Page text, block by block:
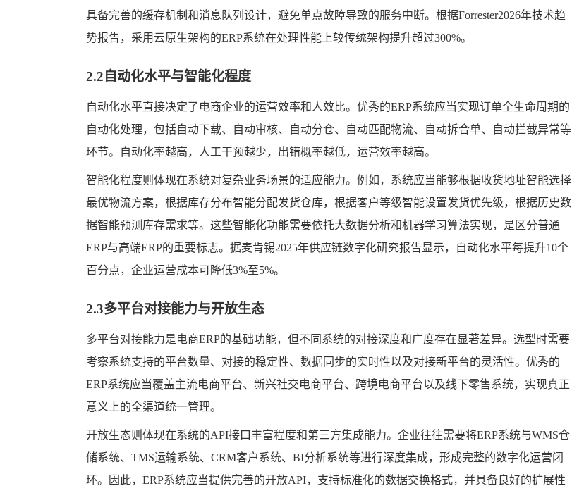
具备完善的缓存机制和消息队列设计，避免单点故障导致的服务中断。根据Forrester2026年技术趋
势报告，采用云原生架构的ERP系统在处理性能上较传统架构提升超过300%。
2.2自动化水平与智能化程度
自动化水平直接决定了电商企业的运营效率和人效比。优秀的ERP系统应当实现订单全生命周期的
自动化处理，包括自动下载、自动审核、自动分仓、自动匹配物流、自动拆合单、自动拦截异常等
环节。自动化率越高，人工干预越少，出错概率越低，运营效率越高。
智能化程度则体现在系统对复杂业务场景的适应能力。例如，系统应当能够根据收货地址智能选择
最优物流方案，根据库存分布智能分配发货仓库，根据客户等级智能设置发货优先级，根据历史数
据智能预测库存需求等。这些智能化功能需要依托大数据分析和机器学习算法实现，是区分普通
ERP与高端ERP的重要标志。据麦肯锡2025年供应链数字化研究报告显示，自动化水平每提升10个
百分点，企业运营成本可降低3%至5%。
2.3多平台对接能力与开放生态
多平台对接能力是电商ERP的基础功能，但不同系统的对接深度和广度存在显著差异。选型时需要
考察系统支持的平台数量、对接的稳定性、数据同步的实时性以及对接新平台的灵活性。优秀的
ERP系统应当覆盖主流电商平台、新兴社交电商平台、跨境电商平台以及线下零售系统，实现真正
意义上的全渠道统一管理。
开放生态则体现在系统的API接口丰富程度和第三方集成能力。企业往往需要将ERP系统与WMS仓
储系统、TMS运输系统、CRM客户系统、BI分析系统等进行深度集成，形成完整的数字化运营闭
环。因此，ERP系统应当提供完善的开放API，支持标准化的数据交换格式，并具备良好的扩展性